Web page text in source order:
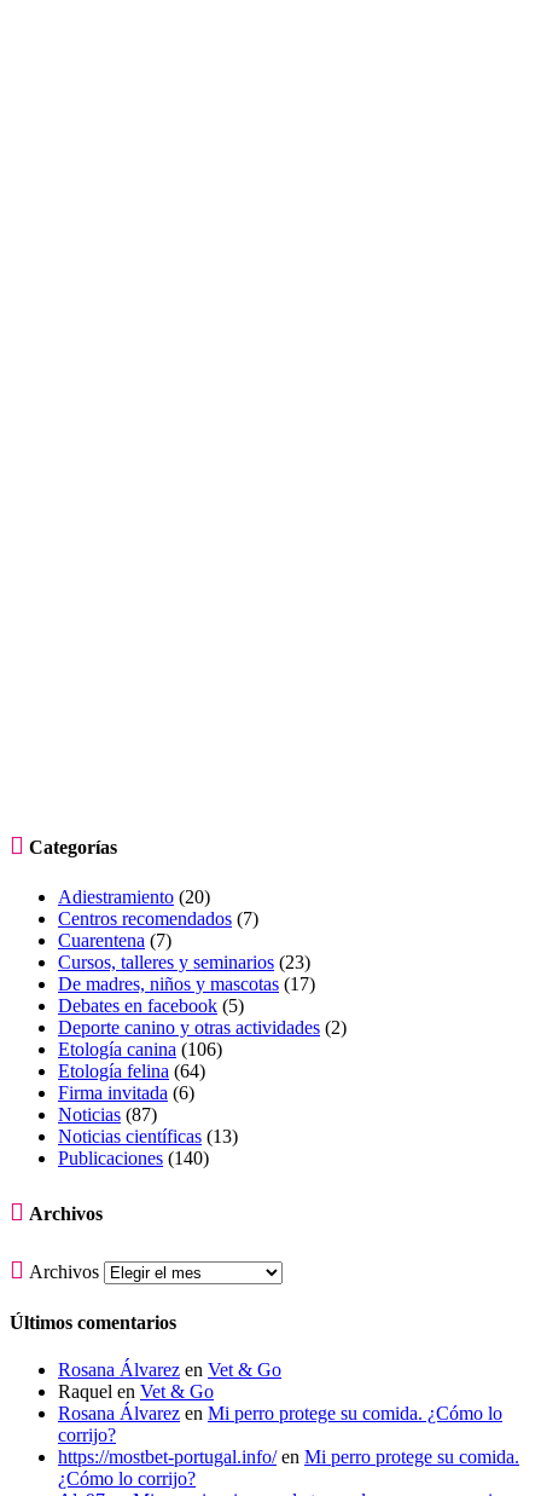
 Categorías
Adiestramiento (20)
Centros recomendados (7)
Cuarentena (7)
Cursos, talleres y seminarios (23)
De madres, niños y mascotas (17)
Debates en facebook (5)
Deporte canino y otras actividades (2)
Etología canina (106)
Etología felina (64)
Firma invitada (6)
Noticias (87)
Noticias científicas (13)
Publicaciones (140)
 Archivos
 Archivos
Últimos comentarios
Rosana Álvarez en Vet & Go
Raquel en Vet & Go
Rosana Álvarez en Mi perro protege su comida. ¿Cómo lo
corrijo?
https://mostbet-portugal.info/en Mi perro protege su comida.
¿Cómo lo corrijo?